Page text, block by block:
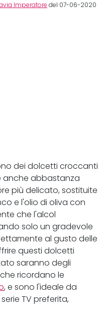
Imperatore del 07-06-2020
dei dolcetti croccanti
anche abbastanza
più delicato, sostituite
e l'olio di oliva con
che l'alcol
solo un gradevole
al gusto delle
questi dolcetti
saranno degli
ricordano le
, e sono l'ideale da
TV preferita,